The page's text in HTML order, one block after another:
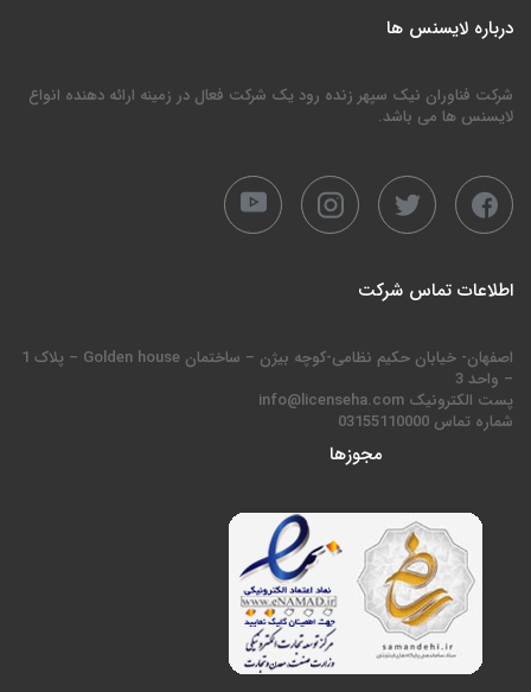
درباره لایسنس ها
شرکت فناوران نیک سپهر زنده رود یک شرکت فعال در زمینه ارائه دهنده انواع
لایسنس ها می باشد.
اطلاعات تماس شرکت
اصفهان- خیابان حکیم نظامی-کوچه بیژن – ساختمان Golden house – پلاک 1
– واحد 3
پست الکترونیک info@licenseha.com
شماره تماس 03155110000
مجوزها